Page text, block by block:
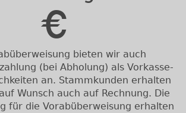
bieten wir auch
(bei Abholung) als Vorkasse-
an. Stammkunden erhalten
Wunsch auch auf Rechnung. Die
für die Vorabüberweisung erhalten